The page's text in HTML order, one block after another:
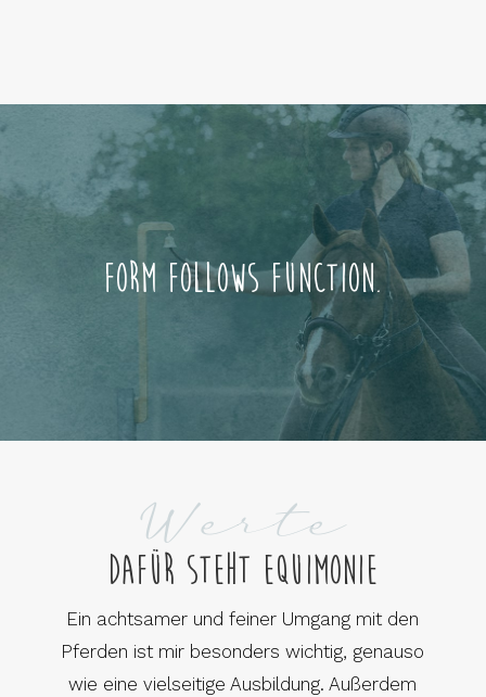
Form follows function.
Werte
Dafür steht Equimonie
Ein achtsamer und feiner Umgang mit den
Pferden ist mir besonders wichtig, genauso
wie eine vielseitige Ausbildung. Außerdem